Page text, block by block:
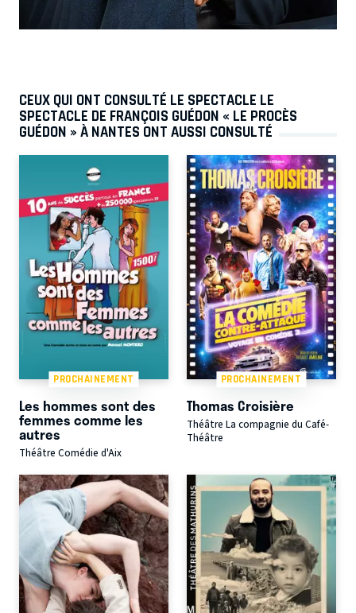
CEUX QUI ONT CONSULTÉ LE SPECTACLE LE
SPECTACLE DE FRANÇOIS GUÉDON « LE PROCÈS
GUÉDON » À NANTES ONT AUSSI CONSULTÉ
PROCHAINEMENT
Les hommes sont des
femmes comme les
autres
Théâtre Comédie d'Aix
PROCHAINEMENT
Thomas Croisière
Théâtre La compagnie du Café-
Théâtre